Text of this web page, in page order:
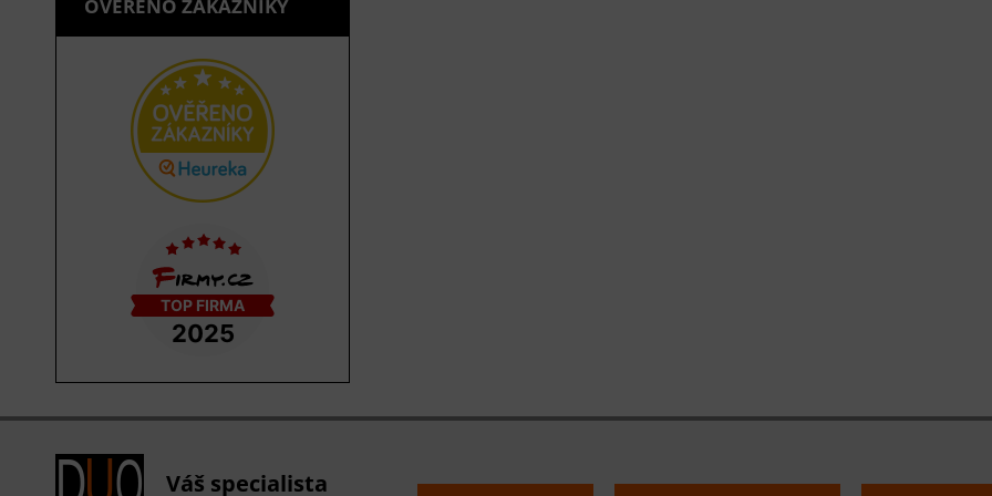
OVĚŘENO ZÁKAZNÍKY
Váš specialista